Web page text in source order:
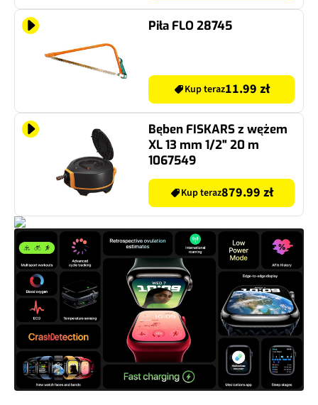
Piła FLO 28745
Kup teraz11.99 zł
Bęben FISKARS z wężem
XL 13 mm 1/2" 20 m
1067549
Kup teraz879.99 zł